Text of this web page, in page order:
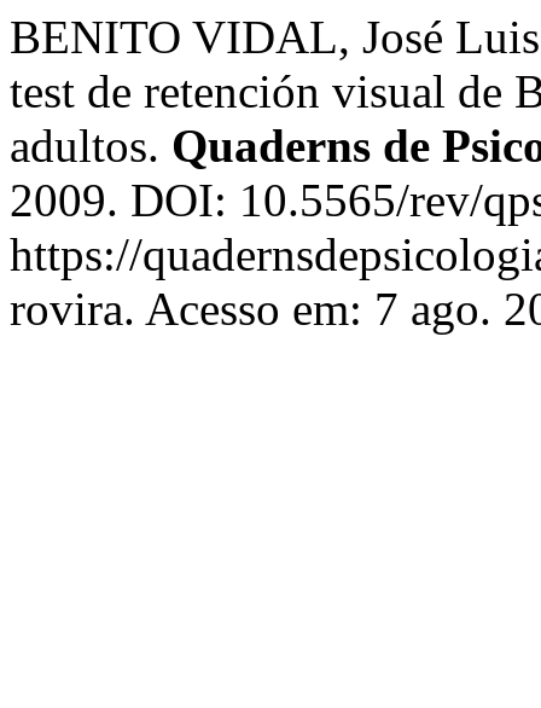
BENITO VIDAL, José
test de retención visual de
adultos. Quaderns de
2009. DOI: 10.5565/rev/
https://
rovira. Acesso em: 7 ago.